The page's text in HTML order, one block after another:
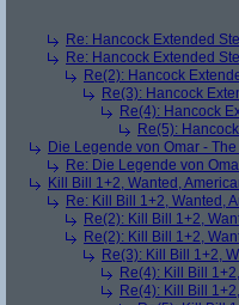
Re: Hancock Extended
Re: Hancock Extended
Re(2): Hancock
Re(3): Hancock
Re(4): Hancock
Re(5):
Die Legende von Omar -
Re: Die Legende von
Kill Bill 1+2, Wanted,
Re: Kill Bill 1+2, Wanted,
Re(2): Kill Bill 1+2,
Re(2): Kill Bill 1+2,
Re(3): Kill Bill 1+2,
Re(4): Kill Bill
Re(4): Kill Bill